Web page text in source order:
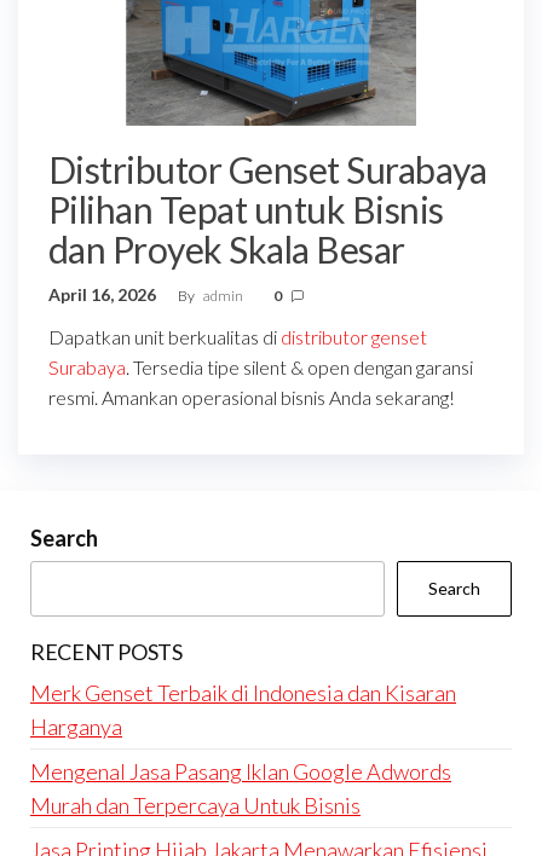
Distributor Genset Surabaya
Pilihan Tepat untuk Bisnis
dan Proyek Skala Besar
April 16, 2026 By admin 0
Dapatkan unit berkualitas di distributor genset
Surabaya. Tersedia tipe silent & open dengan garansi
resmi. Amankan operasional bisnis Anda sekarang!
Search
Search
RECENT POSTS
Merk Genset Terbaik di Indonesia dan Kisaran
Harganya
Mengenal Jasa Pasang Iklan Google Adwords
Murah dan Terpercaya Untuk Bisnis
Jasa Printing Hijab Jakarta Menawarkan Efisiensi